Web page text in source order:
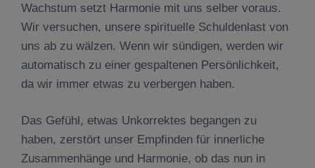
Wachstum setzt Harmonie mit uns selber voraus.
Wir versuchen, unsere spirituelle Schuldenlast von
uns ab zu wälzen. Wenn wir sündigen, werden wir
automatisch zu einer gespaltenen Persönlichkeit,
da wir immer etwas zu verbergen haben.
Das Gefühl, etwas Unkorrektes begangen zu
haben, zerstört unser Empfinden für innerliche
Zusammenhänge und Harmonie, ob das nun in